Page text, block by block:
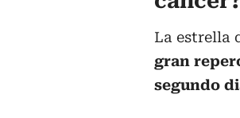
La estrella
gran
segundo